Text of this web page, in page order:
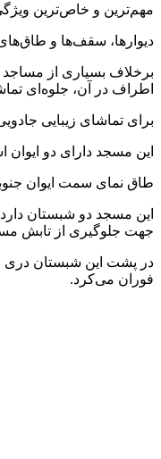
مهم‌ترین و خاص‌ترین
دیوارها، سقف‌ها و
برخلاف بسیاری از مساجد
اطراف در آن، جلوه‌ای
برای تماشای زیبایی
این مسجد دارای دو
طاق نمای سمت ایوان
این مسجد دو شبستان
جهت جلوگیری از تابش
در پشت این شبستان دری
فوران می‌کرد.